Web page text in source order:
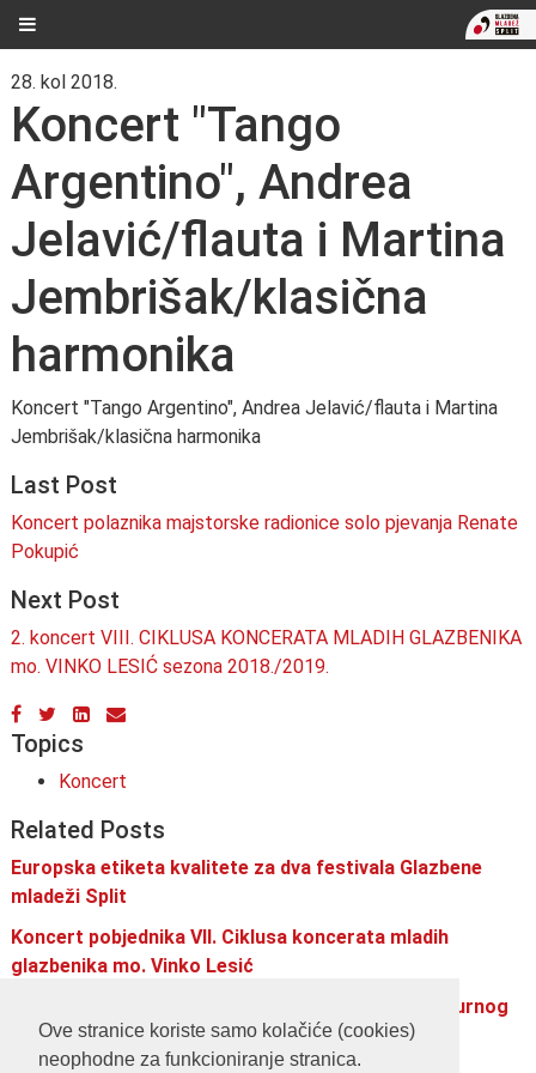
Ove stranice koriste samo kolačiće (cookies)
neophodne za funkcioniranje stranica.
28. kol 2018.
Koncert "Tango
Argentino", Andrea
Jelavić/flauta i Martina
Jembrišak/klasična
harmonika
Koncert "Tango Argentino", Andrea Jelavić/flauta i Martina
Jembrišak/klasična harmonika
Last Post
Koncert polaznika majstorske radionice solo pjevanja Renate
Pokupić
Next Post
2. koncert VIII. CIKLUSA KONCERATA MLADIH GLAZBENIKA
mo. VINKO LESIĆ sezona 2018./2019.
Topics
Koncert
Related Posts
Europska etiketa kvalitete za dva festivala Glazbene
mladeži Split
Koncert pobjednika VII. Ciklusa koncerata mladih
glazbenika mo. Vinko Lesić
Poziv mladima - Akademija za digitalni razvoj kulturnog
stvaralaštva